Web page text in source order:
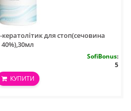
кератолітик для стоп(сечовина
40%),30мл
SofiBonus:
5
КУПИТИ